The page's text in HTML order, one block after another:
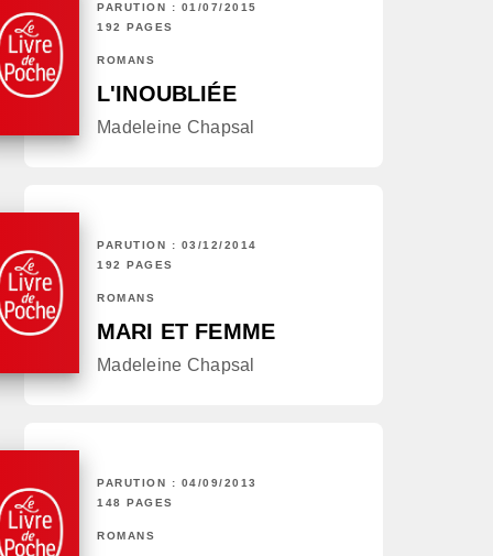
PARUTION : 01/07/2015
192 PAGES
ROMANS
L'INOUBLIÉE
Madeleine Chapsal
PARUTION : 03/12/2014
192 PAGES
ROMANS
MARI ET FEMME
Madeleine Chapsal
PARUTION : 04/09/2013
148 PAGES
ROMANS